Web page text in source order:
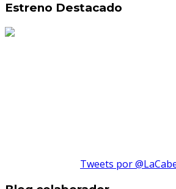
Estreno Destacado
Tweets por